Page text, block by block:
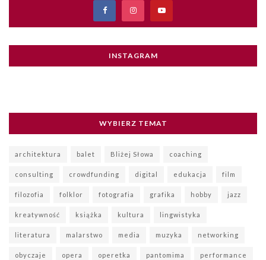
INSTAGRAM
WYBIERZ TEMAT
architektura balet Bliżej Słowa coaching
consulting crowdfunding digital edukacja film
filozofia folklor fotografia grafika hobby jazz
kreatywność książka kultura lingwistyka
literatura malarstwo media muzyka networking
obyczaje opera operetka pantomima performance